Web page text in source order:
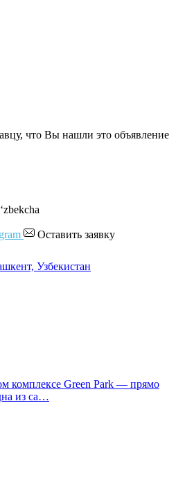
что Вы нашли это объявление
Оставить заявку
комплексе Green Park — прямо
из са…